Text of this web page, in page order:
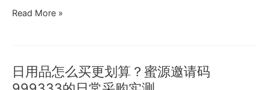
码
效
果
蜜
码
999333
Read More »
日用品怎么买更划算？蜜源邀请码